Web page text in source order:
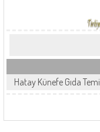
Hatay Künefe Gıda